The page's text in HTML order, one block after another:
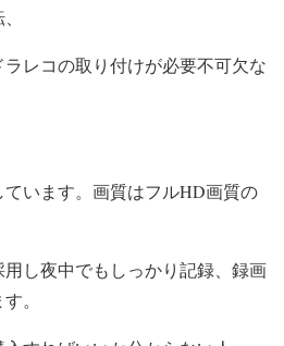
レコの取り付けが必要不可欠な
います。画質はフルHD画質の
し夜中でもしっかり記録、録画
。